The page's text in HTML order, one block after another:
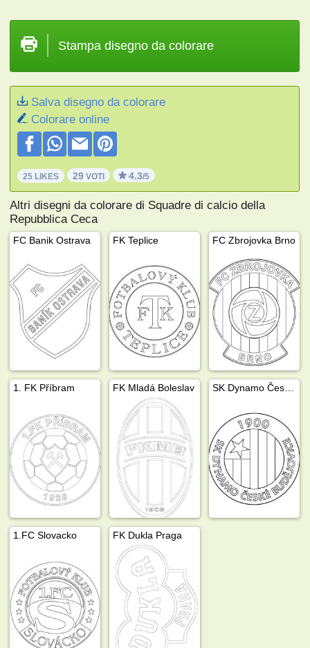
Stampa disegno da colorare
Salva disegno da colorare
Colorare online
25 LIKES 29 VOTI 4.3/5
Altri disegni da colorare di Squadre di calcio della
Repubblica Ceca
FC Banik Ostrava FK Teplice FC Zbrojovka Brno
1. FK Příbram FK Mladá Boleslav
1.FC Slovacko FK Dukla Praga